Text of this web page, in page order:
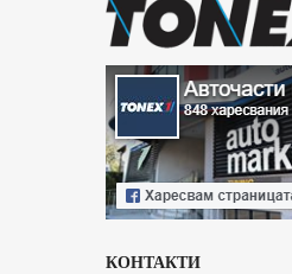
КОНТАКТИ